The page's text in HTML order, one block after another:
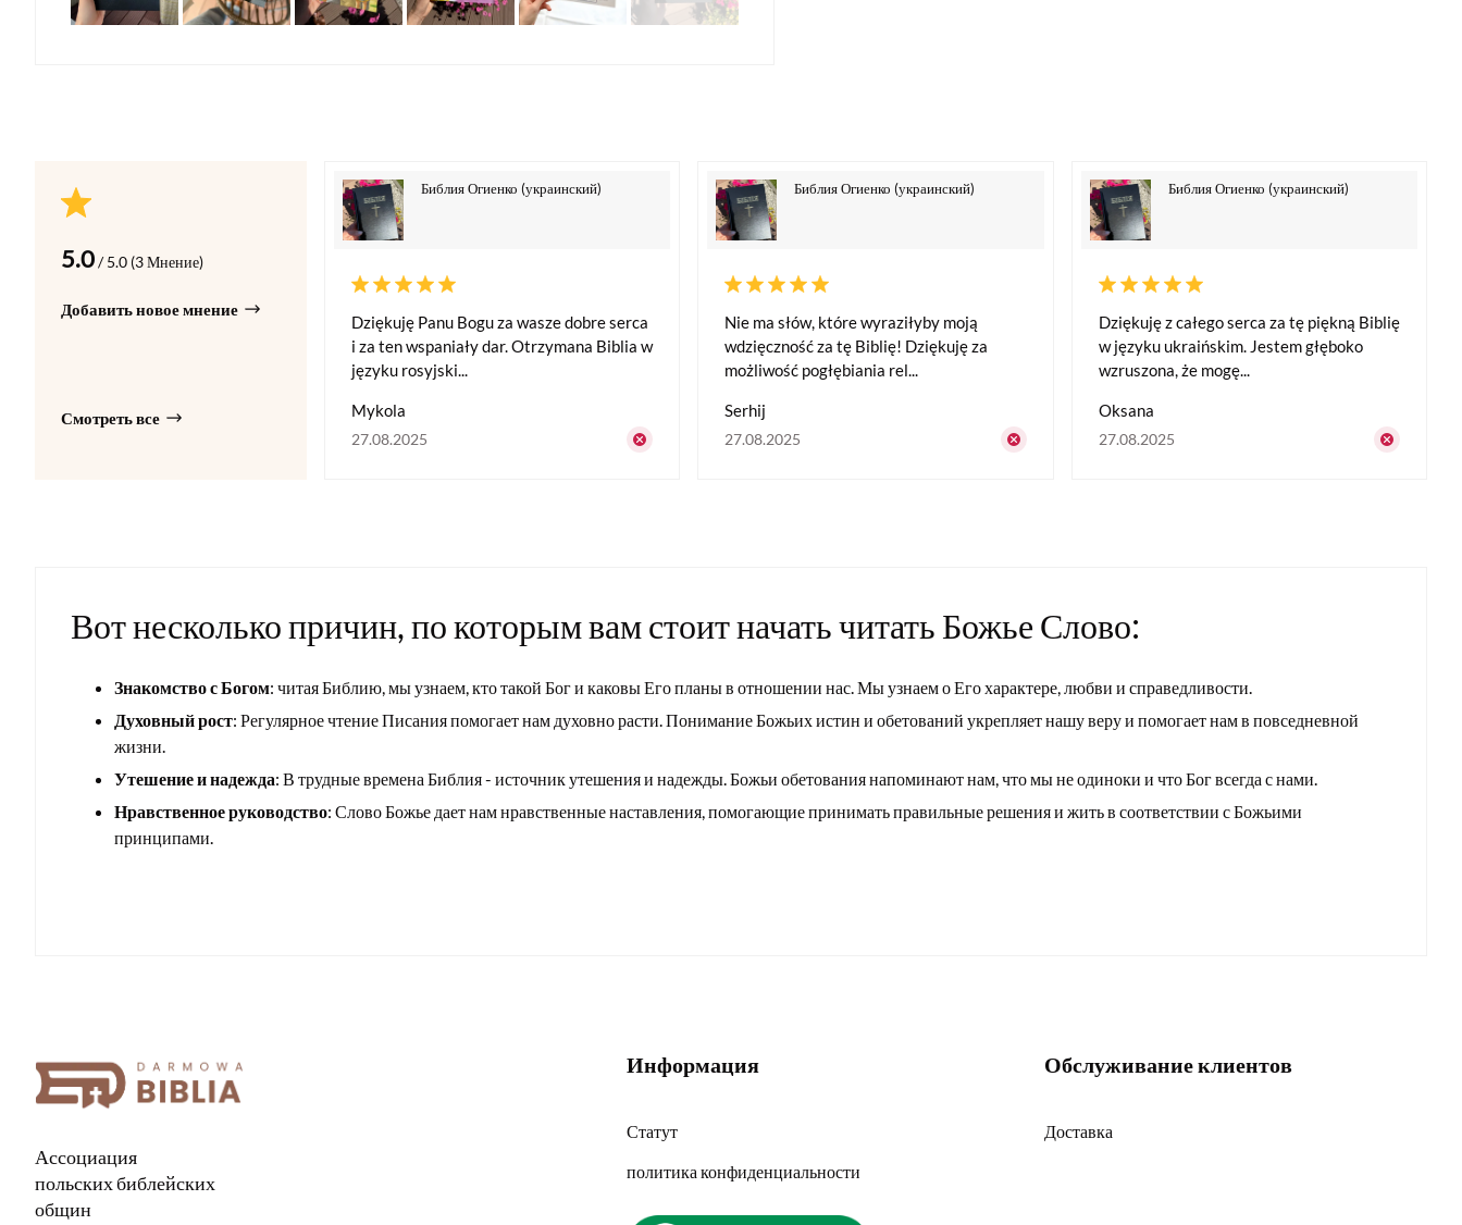
5.0/ 5.0 (3 Мнение)
Добавить новое мнение
Смотреть все
Библия Огиенко (украинский)
Dziękuję Panu Bogu za wasze dobre serca
i za ten wspaniały dar. Otrzymana Biblia w
języku rosyjski...
Mykola
27.08.2025
Библия Огиенко (украинский)
Nie ma słów, które wyraziłyby moją
wdzięczność za tę Biblię! Dziękuję za
możliwość pogłębiania rel...
Serhij
27.08.2025
Библия Огиенко (украинский)
Dziękuję z całego serca za tę piękną Biblię
w języku ukraińskim. Jestem głęboko
wzruszona, że mogę...
Oksana
27.08.2025
Вот несколько причин, по которым вам стоит начать читать Божье Слово:
Знакомство с Богом: читая Библию, мы узнаем, кто такой Бог и каковы Его планы в отношении нас. Мы узнаем о Его характере, любви и справедливости.
Духовный рост: Регулярное чтение Писания помогает нам духовно расти. Понимание Божьих истин и обетований укрепляет нашу веру и помогает нам в повседневной
жизни.
Утешение и надежда: В трудные времена Библия - источник утешения и надежды. Божьи обетования напоминают нам, что мы не одиноки и что Бог всегда с нами.
Нравственное руководство: Слово Божье дает нам нравственные наставления, помогающие принимать правильные решения и жить в соответствии с Божьими
принципами.
Ассоциация
польских библейских
общин
Информация
Статут
политика конфиденциальности
Обслуживание клиентов
Доставка